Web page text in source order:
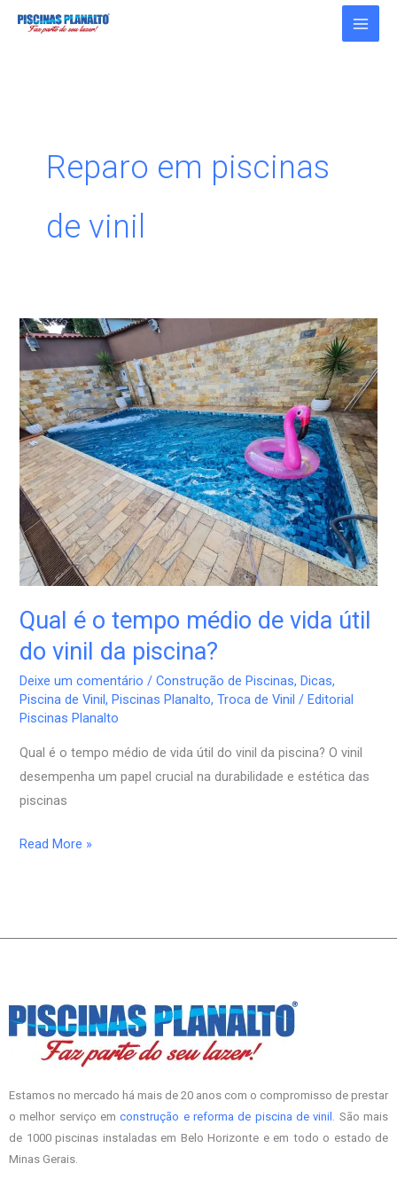
Reparo em piscinas
de vinil
Qual é o tempo médio de vida útil
do vinil da piscina?
Deixe um comentário /Construção de Piscinas, Dicas,
Piscina de Vinil, Piscinas Planalto,Troca de Vinil / Editorial
Piscinas Planalto
Qual é o tempo médio de vida útil do vinil da piscina? O vinil
desempenha um papel crucial na durabilidade e estética das
piscinas
Qual
o
tempo
médio
de
vida
útil
do
vinil
da
Read More »
Estamos no mercado há mais de 20 anos com o compromisso de prestar
o melhor serviço emconstrução e reforma de piscina de vinil
. São mais
de 1000 piscinas instaladas em Belo Horizonte e em todo o estado de
Minas Gerais.